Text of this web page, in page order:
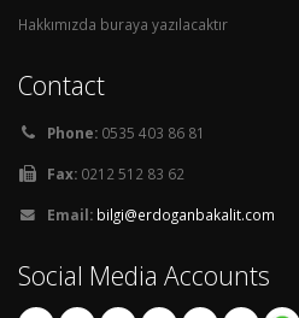
Hakkımızda buraya yazılacaktır
Contact
Phone: 0535 403 86 81
Fax: 0212 512 83 62
Email: bilgi@erdoganbakalit.com
Social Media Accounts